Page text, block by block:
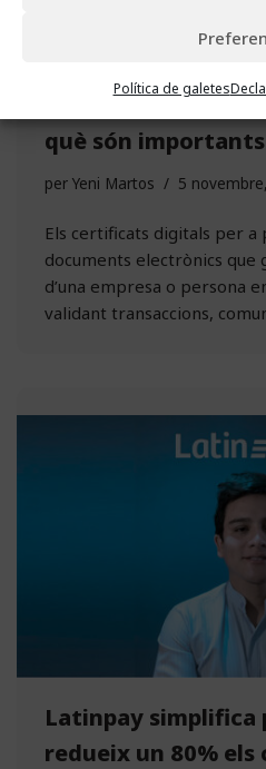
Política de galetes
Què són els
què són importants
per Yeni Martos 5
Els certificats digitals per a
documents electrònics
d’una empresa o persona
validant transaccions,
Latinpay simplifica
redueix un 80% els